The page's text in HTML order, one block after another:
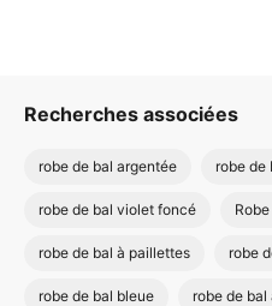
Recherches associées
robe de bal argentée robe de
robe de bal violet foncé
robe de bal à paillettes robe
robe de bal bleue robe de